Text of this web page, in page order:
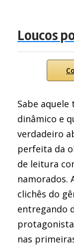
Loucos
Sabe
dinâmico e
verdadeiro
perfeita da
de leitura
namorados.
clichês do
entregando
nas